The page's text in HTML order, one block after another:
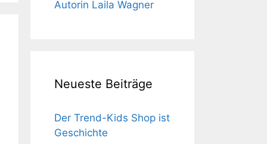
Autorin Laila Wagner
Neueste Beiträge
Der Trend-Kids Shop ist
Geschichte